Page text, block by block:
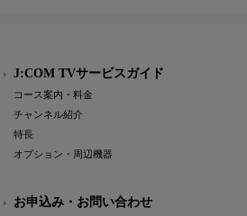
J:COM TVサービスガイド
コース案内・料金
チャンネル紹介
特長
オプション・周辺機器
お申込み・お問い合わせ